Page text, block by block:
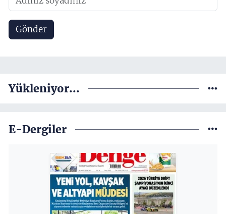
Gönder
Yükleniyor...
E-Dergiler